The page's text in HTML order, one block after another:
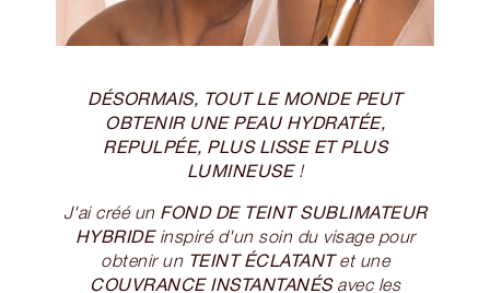
DÉSORMAIS, TOUT LE MONDE PEUT
OBTENIR UNE PEAU HYDRATÉE,
REPULPÉE, PLUS LISSE ET PLUS
LUMINEUSE!
J'ai créé un FOND DE TEINT SUBLIMATEUR
HYBRIDEinspiré d'un soin du visage pour
obtenir un TEINT ÉCLATANTet une
COUVRANCE INSTANTANÉSavec les